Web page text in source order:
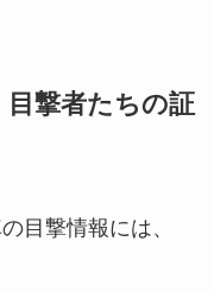
目撃者たちの証
目撃情報には、